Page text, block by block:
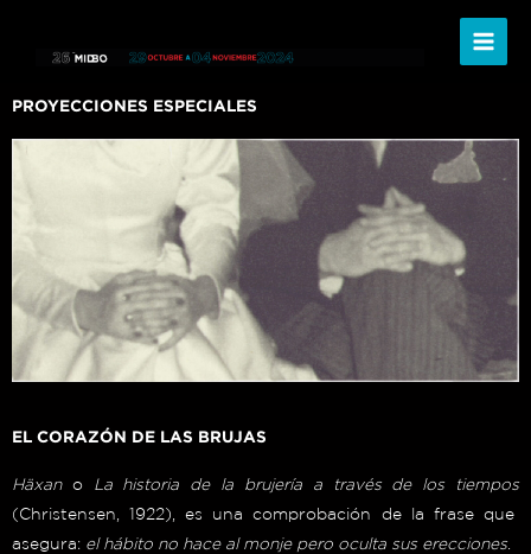
PROYECCIONES ESPECIALES
EL CORAZÓN DE LAS BRUJAS
Häxano La historia de la brujería a través de los tiempos
(Christensen, 1922), es una comprobación de la frase que
asegura: el hábito no hace al monje pero oculta sus erecciones.